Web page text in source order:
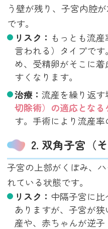
う壁が残り、子宮内腔
です。
リスク： もっとも流
言われる）タイプで
め、受精卵がそこに
すくなります。
治療： 流産を繰り返す
切除術）の適応とな
す。手術により流産率
2. 双角子宮（
子宮の上部がくぼみ、
れている状態です。
リスク： 中隔子宮に
ありますが、子宮が
産や、赤ちゃんが逆